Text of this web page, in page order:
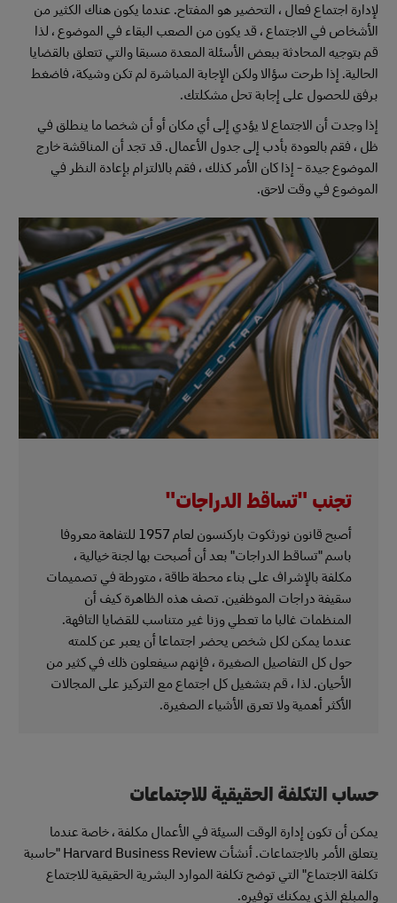
لإدارة اجتماع فعال ، التحضير هو المفتاح. عندما يكون هناك الكثير من
الأشخاص في الاجتماع ، قد يكون من الصعب البقاء في الموضوع ، لذا
قم بتوجيه المحادثة ببعض الأسئلة المعدة مسبقا والتي تتعلق بالقضايا
الحالية. إذا طرحت سؤالا ولكن الإجابة المباشرة لم تكن وشيكة، فاضغط
برفق للحصول على إجابة تحل مشكلتك.
إذا وجدت أن الاجتماع لا يؤدي إلى أي مكان أو أن شخصا ما ينطلق في
ظل ، فقم بالعودة بأدب إلى جدول الأعمال. قد تجد أن المناقشة خارج
الموضوع جيدة - إذا كان الأمر كذلك ، فقم بالالتزام بإعادة النظر في
الموضوع في وقت لاحق.
تجنب "تساقط الدراجات"
أصبح قانون نورثكوت باركنسون لعام 1957 للتفاهة معروفا
باسم "تساقط الدراجات" بعد أن أصبحت بها لجنة خيالية ،
مكلفة بالإشراف على بناء محطة طاقة ، متورطة في تصميمات
سقيفة دراجات الموظفين. تصف هذه الظاهرة كيف أن
المنظمات غالبا ما تعطي وزنا غير متناسب للقضايا التافهة.
عندما يمكن لكل شخص يحضر اجتماعا أن يعبر عن كلمته
حول كل التفاصيل الصغيرة ، فإنهم سيفعلون ذلك في كثير من
الأحيان. لذا ، قم بتشغيل كل اجتماع مع التركيز على المجالات
الأكثر أهمية ولا تعرق الأشياء الصغيرة.
حساب التكلفة الحقيقية للاجتماعات
يمكن أن تكون إدارة الوقت السيئة في الأعمال مكلفة ، خاصة عندما
يتعلق الأمر بالاجتماعات. أنشأت Harvard Business Review "حاسبة
تكلفة الاجتماع" التي توضح تكلفة الموارد البشرية الحقيقية للاجتماع
والمبلغ الذي يمكنك توفيره.